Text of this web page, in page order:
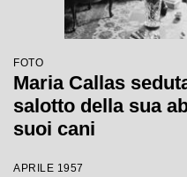
FOTO
Maria Callas
salotto della sua
suoi cani
APRILE 1957